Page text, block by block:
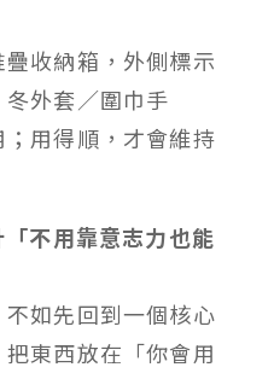
收納箱，外側標示
冬外套／圍巾手
用得順，才會維持
不用靠意志力也能
如先回到一個核心
東西放在「你會用